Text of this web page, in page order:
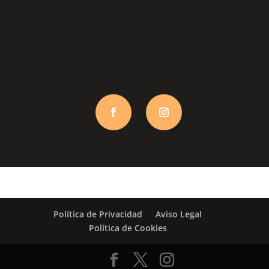
Política de Privacidad
Aviso Legal
Política de Cookies